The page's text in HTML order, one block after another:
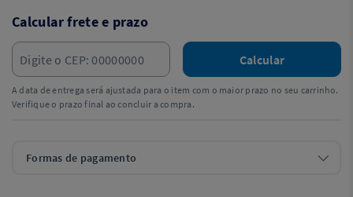
Calcular frete e prazo
Calcular
A data de entrega será ajustada para o item com o maior prazo no seu carrinho.
Verifique o prazo final ao concluir a compra.
Formas de pagamento